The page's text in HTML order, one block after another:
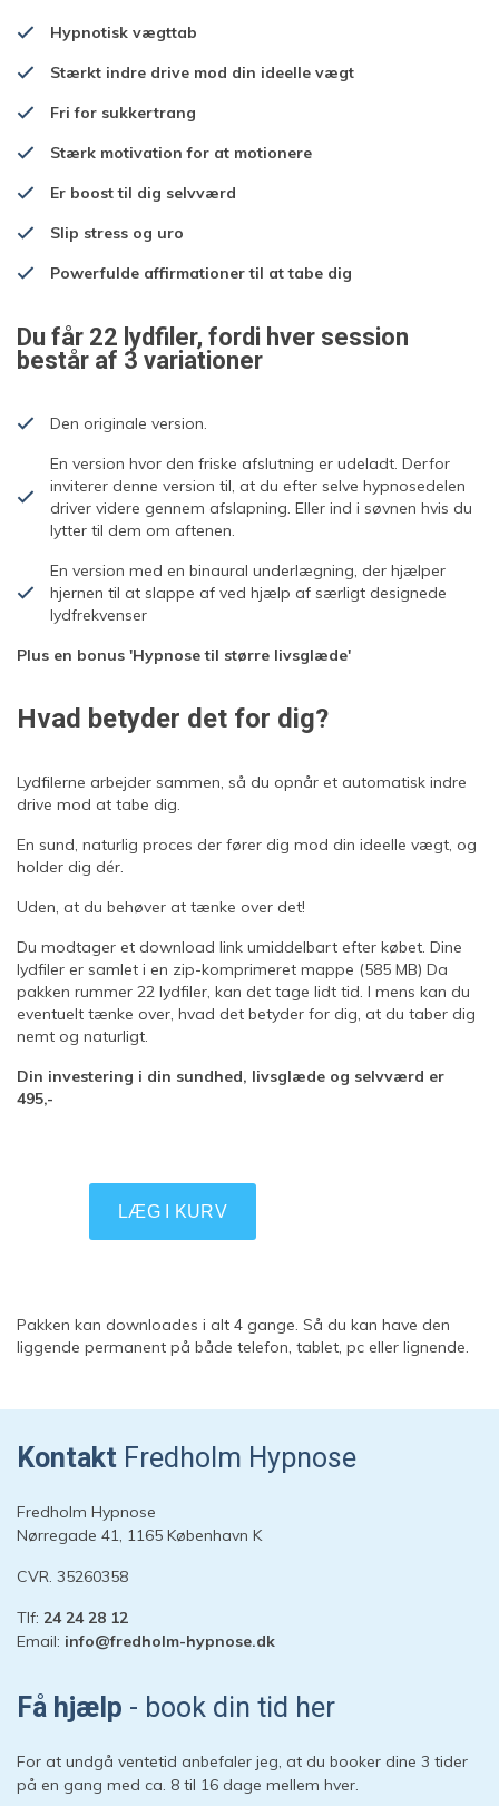
Hypnotisk vægttab
Stærkt indre drive mod din ideelle vægt
Fri for sukkertrang
Stærk motivation for at motionere
Er boost til dig selvværd
Slip stress og uro
Powerfulde affirmationer til at tabe dig
Du får 22 lydfiler, fordi hver session
består af 3 variationer
Den originale version.
En version hvor den friske afslutning er udeladt. Derfor
inviterer denne version til, at du efter selve hypnosedelen
driver videre gennem afslapning. Eller ind i søvnen hvis du
lytter til dem om aftenen.
En version med en binaural underlægning, der hjælper
hjernen til at slappe af ved hjælp af særligt designede
lydfrekvenser
Plus en bonus 'Hypnose til større livsglæde'
Hvad betyder det for dig?
Lydfilerne arbejder sammen, så du opnår et automatisk indre
drive mod at tabe dig.
En sund, naturlig proces der fører dig mod din ideelle vægt, og
holder dig dér.
Uden, at du behøver at tænke over det!
Du modtager et download link umiddelbart efter købet. Dine
lydfiler er samlet i en zip-komprimeret mappe (585 MB) Da
pakken rummer 22 lydfiler, kan det tage lidt tid. I mens kan du
eventuelt tænke over, hvad det betyder for dig, at du taber dig
nemt og naturligt.
Din investering i din sundhed, livsglæde og selvværd er
495,-
Pakken kan downloades i alt 4 gange. Så du kan have den
liggende permanent på både telefon, tablet, pc eller lignende.
Kontakt Fredholm Hypnose
Fredholm Hypnose
Nørregade 41, 1165 København K
CVR. 35260358
Tlf: 24 24 28 12
Email: info@fredholm-hypnose.dk
Få hjælp - book din tid her
For at undgå ventetid anbefaler jeg, at du booker dine 3 tider
på en gang med ca. 8 til 16 dage mellem hver.
Hej 👋
Start en ny samtale
Har du et spørgsmål? Start en ny samtale